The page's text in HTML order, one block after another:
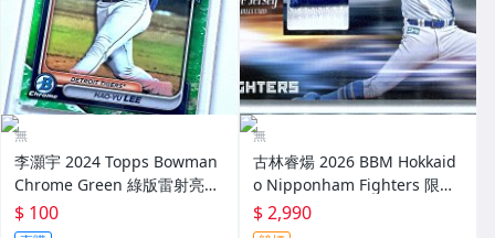
無
李灝宇 2024 Topps Bowman
Chrome Green 綠版雷射亮面
球卡～
$ 100
無
古林睿煬 2026 BBM Hokkaid
o Nipponham Fighters 限量
30張新人實戰多色 Patch主場
球衣卡 RC～
$ 2,990